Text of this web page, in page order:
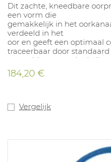
Dit zachte, kneedbare
een vorm die
gemakkelijk in het
verdeeld in het
oor en geeft een optimaal
traceerbaar door standaard
metaaldetectors, dankzij
detecteerbaar
koordje. Hoge
allergeen.
184,20 €
Vergelijk